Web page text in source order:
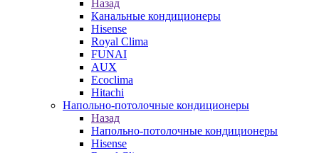
Назад
Канальные кондиционеры
Hisense
Royal Clima
FUNAI
AUX
Ecoclima
Hitachi
Напольно-потолочные кондиционеры
Назад
Напольно-потолочные кондиционеры
Hisense